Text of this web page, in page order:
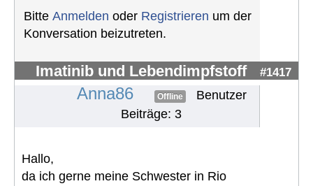
Bitte Anmelden oder Registrieren um der
Konversation beizutreten.
Imatinib und Lebendimpfstoff #1417
Anna86 Offline
Benutzer
Beiträge: 3
Hallo,
da ich gerne meine Schwester in Rio